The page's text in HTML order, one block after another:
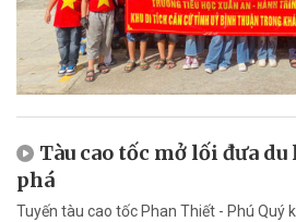
Tàu cao tốc mở lối đưa
phá
Tuyến tàu cao tốc Phan Thiết - Phú Quý